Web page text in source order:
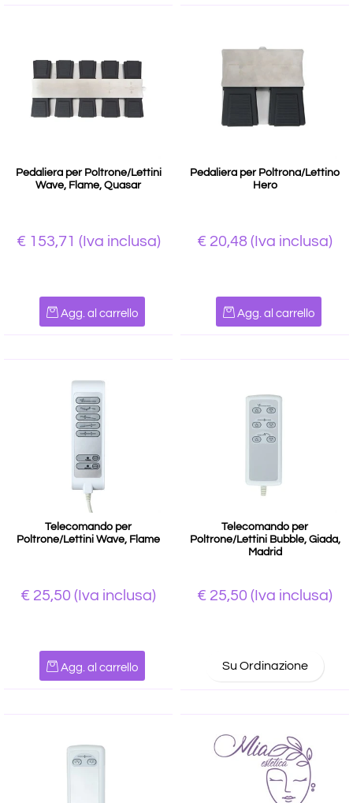
Pedaliera per Poltrone/Lettini
Wave, Flame, Quasar
€ 153,71 (Iva inclusa)
Agg. al carrello
Pedaliera per Poltrona/Lettino
Hero
€ 20,48 (Iva inclusa)
Agg. al carrello
Telecomando per
Poltrone/Lettini Wave, Flame
€ 25,50 (Iva inclusa)
Agg. al carrello
Telecomando per
Poltrone/Lettini Bubble, Giada,
Madrid
€ 25,50 (Iva inclusa)
Su Ordinazione